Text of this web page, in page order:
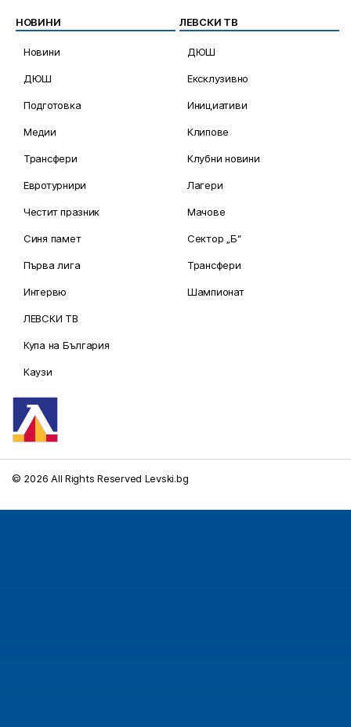
НОВИНИ
Новини
ДЮШ
Подготовка
Медии
Трансфери
Евротурнири
Честит празник
Синя памет
Първа лига
Интервю
ЛЕВСКИ ТВ
Купа на България
Каузи
ЛЕВСКИ ТВ
ДЮШ
Ексклузивно
Инициативи
Клипове
Клубни новини
Лагери
Мачове
Сектор „Б“
Трансфери
Шампионат
© 2026 All Rights Reserved Levski.bg